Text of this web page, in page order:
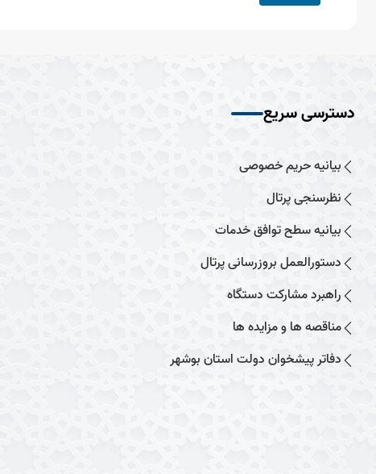
دسترسی سریع
بیانیه حریم خصوصی
نظرسنجی پرتال
بیانیه سطح توافق خدمات
دستورالعمل بروزرسانی پرتال
راهبرد مشارکت دستگاه
مناقصه ها و مزایده ها
دفاتر پیشخوان دولت استان بوشهر